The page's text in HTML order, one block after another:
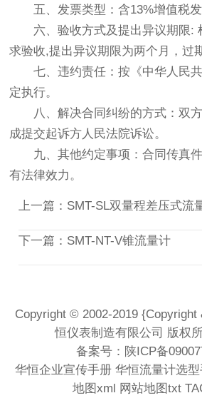
五、发票类型：含13%增值税发
六、验收方式及提出异议期限:
求验收,提出异议期限为两个月，过
七、违约责任：按《中华人民共
定执行。
八、解决合同纠纷的方式：双方
成提交起诉方人民法院诉讼。
九、其他约定事项：合同传真件
有法律效力。
上一篇： SMT-SL双量程差压式流
下一篇： SMT-NT-V锥流量计
Copyright © 2002-2019 {Copyright
恒仪表制造有限公司 版权
备案号： 陕ICP备
华恒企业宣传手册 华恒流量计选
地图xml 网站地图txt